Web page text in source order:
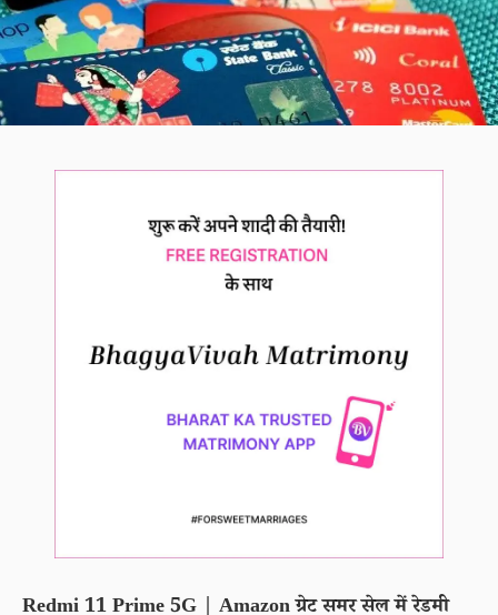
Redmi 11 Prime 5G | Amazon ग्रेट समर सेल में रेडमी